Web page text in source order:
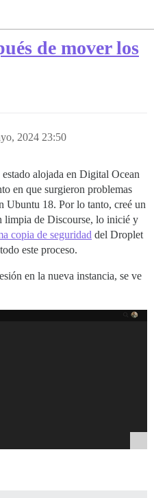
de mover los
2024 23:50
alojada en Digital Ocean
en que surgieron problemas
Ubuntu 18. Por lo tanto, creé un
limpia de Discourse, lo inicié y
copia de seguridad del Droplet
este proceso.
en la nueva instancia, se ve